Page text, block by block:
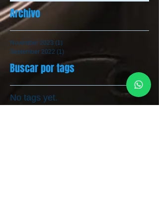
Archivo
November 2023 (1)
September 2022 (1)
Buscar por tags
No tags yet.